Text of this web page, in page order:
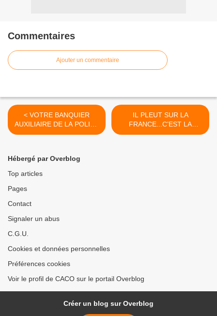
Commentaires
Ajouter un commentaire
< VOTRE BANQUIER
AUXILIAIRE DE LA POLICE
ET DU FISC...suite 2
IL PLEUT SUR LA
FRANCE...C’EST LA
FAUTE DU CHANGEMENT
Hébergé par Overblog
Top articles
Pages
Contact
Signaler un abus
C.G.U.
Cookies et données personnelles
Préférences cookies
Voir le profil de CACO sur le portail Overblog
Créer un blog sur Overblog